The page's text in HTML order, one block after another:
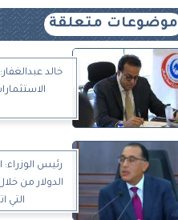
موضوعات متعلقة
خالد
رئيس
الدولار من
التي